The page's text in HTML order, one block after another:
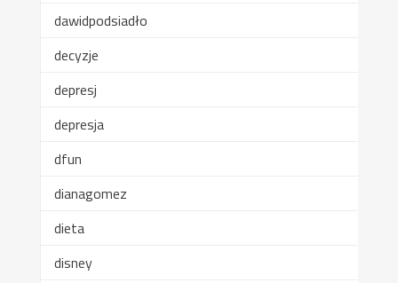
dawidpodsiadło
decyzje
depresj
depresja
dfun
dianagomez
dieta
disney